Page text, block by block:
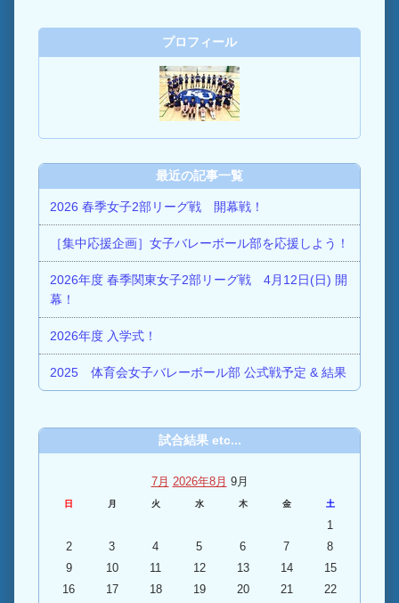
プロフィール
最近の記事一覧
2026 春季女子2部リーグ戦 開幕戦！
［集中応援企画］女子バレーボール部を応援しよう！
2026年度 春季関東女子2部リーグ戦 4月12日(日) 開
幕！
2026年度 入学式！
2025 体育会女子バレーボール部 公式戦予定 & 結果
試合結果 etc...
7月 2026年8月 9月
日 月 火 水 木 金 土
1
2
3 4 5 6 7
8
9
10 11 12 13 14
15
16
17 18 19 20 21
22